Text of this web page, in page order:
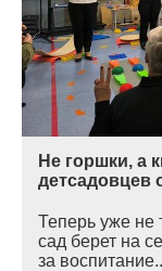
Не горшки, а
детсадовцев
Теперь уже не
сад берет на
за